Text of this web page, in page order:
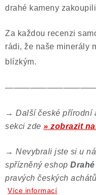
drahé kameny zakoupili
Za každou recenzi
rádi, že naše minerály
blízkým.
→ Další české přírodní
sekci zde » zobrazit
→ Nevybrali jste si u
spřízněný eshop
pravých českých achátů
Více informací